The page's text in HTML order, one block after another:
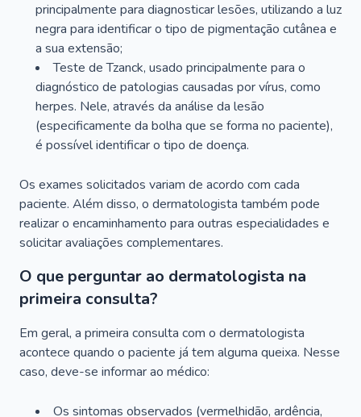
principalmente para diagnosticar lesões, utilizando a luz
negra para identificar o tipo de pigmentação cutânea e
a sua extensão;
Teste de Tzanck, usado principalmente para o
diagnóstico de patologias causadas por vírus, como
herpes. Nele, através da análise da lesão
(especificamente da bolha que se forma no paciente),
é possível identificar o tipo de doença.
Os exames solicitados variam de acordo com cada
paciente. Além disso, o dermatologista também pode
realizar o encaminhamento para outras especialidades e
solicitar avaliações complementares.
O que perguntar ao dermatologista na
primeira consulta?
Em geral, a primeira consulta com o dermatologista
acontece quando o paciente já tem alguma queixa. Nesse
caso, deve-se informar ao médico:
Os sintomas observados (vermelhidão, ardência,